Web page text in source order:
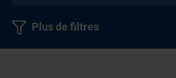
Plus de filtres